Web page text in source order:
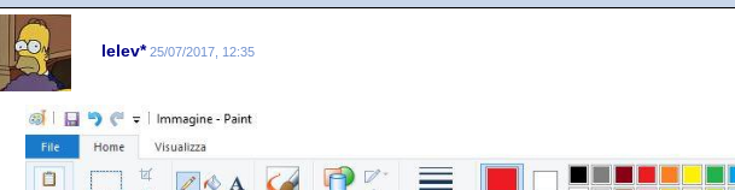
lelev* 25/07/2017, 12:35